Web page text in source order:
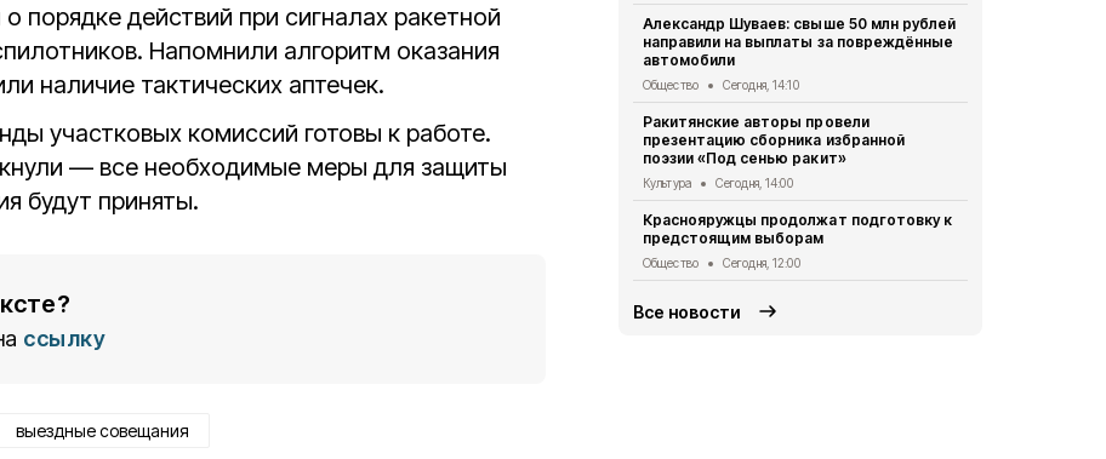
порядке действий при сигналах ракетной
Напомнили алгоритм оказания
наличие тактических аптечек.
участковых комиссий готовы к работе.
— все необходимые меры для защиты
будут приняты.
ссылку
выездные совещания
Александр Шуваев: свыше 50 млн рублей
направили на выплаты за повреждённые
автомобили
Общество Сегодня, 14:10
Ракитянские авторы провели
презентацию сборника избранной
поэзии «Под сенью ракит»
Культура Сегодня, 14:00
Краснояружцы продолжат подготовку к
предстоящим выборам
Общество Сегодня, 12:00
Все новости